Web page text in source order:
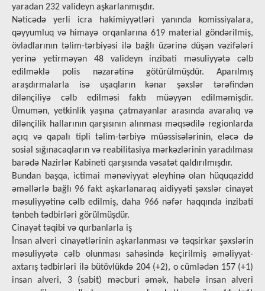
yaradan 232 valideyn aşkarlanmışdır.
Nəticədə yerli icra hakimiyyətləri yanında komissiyalara,
qəyyumluq və himayə orqanlarına 619 material göndərilmiş,
övladlarının təlim-tərbiyəsi ilə bağlı üzərinə düşən vəzifələri
yerinə yetirməyən 48 valideyn inzibati məsuliyyətə cəlb
edilməklə polis nəzarətinə götürülmüşdür. Aparılmış
araşdırmalarla isə uşaqların kənar şəxslər tərəfindən
dilənçiliyə cəlb edilməsi faktı müəyyən edilməmişdir.
Ümumən, yetkinlik yaşına çatmayanlar arasında avaralıq və
dilənçilik hallarının qarşısının alınması məqsədilə regionlarda
açıq və qapalı tipli təlim-tərbiyə müəssisələrinin, eləcə də
sosial sığınacaqların və reabilitasiya mərkəzlərinin yaradılması
barədə Nazirlər Kabineti qarşısında vəsatət qaldırılmışdır.
Bundan başqa, ictimai mənəviyyat əleyhinə olan hüquqazidd
əməllərlə bağlı 96 fakt aşkarlanaraq aidiyyəti şəxslər cinayət
məsuliyyətinə cəlb edilmiş, daha 966 nəfər haqqında inzibati
tənbeh tədbirləri görülmüşdür.
Cinayət təqibi və qurbanlarla iş
İnsan alveri cinayətlərinin aşkarlanması və təqsirkar şəxslərin
məsuliyyətə cəlb olunması sahəsində keçirilmiş əməliyyat-
axtarış tədbirləri ilə bütövlükdə 204 (+2), o cümlədən 157 (+1)
insan alveri, 3 (sabit) məcburi əmək, habelə insan alveri